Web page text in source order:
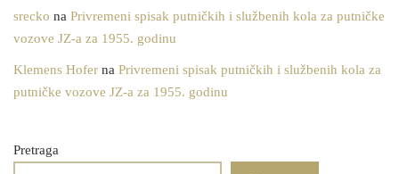
srecko na Privremeni spisak putničkih i službenih kola za putničke
vozove JZ-a za 1955. godinu
Klemens Hofer na Privremeni spisak putničkih i službenih kola za
putničke vozove JZ-a za 1955. godinu
Pretraga